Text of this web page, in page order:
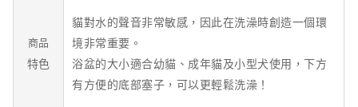
商品
特色
貓對水的聲音非常敏感，因此在洗澡時創造一個環
境非常重要。
浴盆的大小適合幼貓、成年貓及小型犬使用，下方
有方便的底部塞子，可以更輕鬆洗澡！